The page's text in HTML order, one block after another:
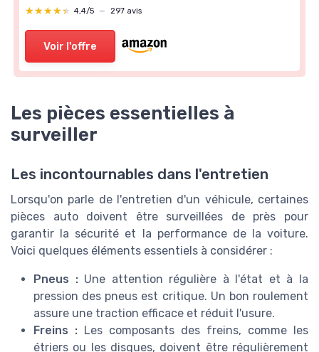
★★★★★
★★★★★ 4,4/5 — 297 avis
Voir l'offre
Les pièces essentielles à
surveiller
Les incontournables dans l'entretien
Lorsqu'on parle de l'entretien d'un véhicule, certaines
pièces auto doivent être surveillées de près pour
garantir la sécurité et la performance de la voiture.
Voici quelques éléments essentiels à considérer :
Pneus :Une attention régulière à l'état et à la
pression des pneus est critique. Un bon roulement
assure une traction efficace et réduit l'usure.
Freins : Les composants des freins, comme les
étriers ou les disques, doivent être régulièrement